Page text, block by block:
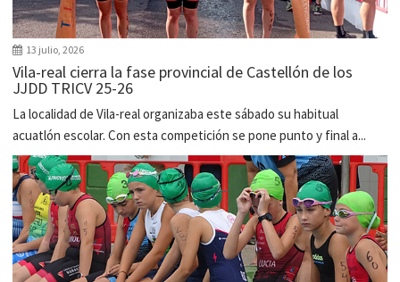
13 julio, 2026
Vila-real cierra la fase provincial de Castellón de los
JJDD TRICV 25-26
La localidad de Vila-real organizaba este sábado su habitual
acuatlón escolar. Con esta competición se pone punto y final a...